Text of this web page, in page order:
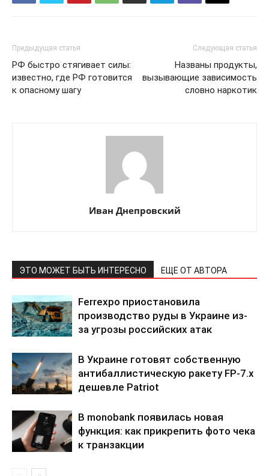
Предыдущая статья
РФ быстро стягивает силы:
известно, где РФ готовится
к опасному шагу
Следующая статья
Названы продукты,
вызывающие зависимость
словно наркотик
Иван Днепровский
ЭТО МОЖЕТ БЫТЬ ИНТЕРЕСНО ЕЩЕ ОТ АВТОРА
Ferrexpo приостановила
производство руды в Украине из-
за угрозы российских атак
В Украине готовят собственную
антибаллистическую ракету FP-7.x
дешевле Patriot
В monobank появилась новая
функция: как прикрепить фото чека
к транзакции